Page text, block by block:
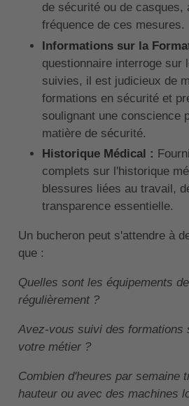
de sécurité ou de casques,
fréquence de ces mesures.
Informations sur la
questionnaire interroge sur
suivies, il est judicieux de
formations en sécurité et
soulignant une conscience
matière de sécurité.
Historique Médical :
complets sur l'historique
blessures liées au travail,
transparence essentielle.
Un bucheron peut s'attendre à
que :
Quelles sont les équipements
régulièrement ?
Avez-vous suivi des formations
votre métier ?
Combien d'heures par semaine
hauteur ou avec des machines